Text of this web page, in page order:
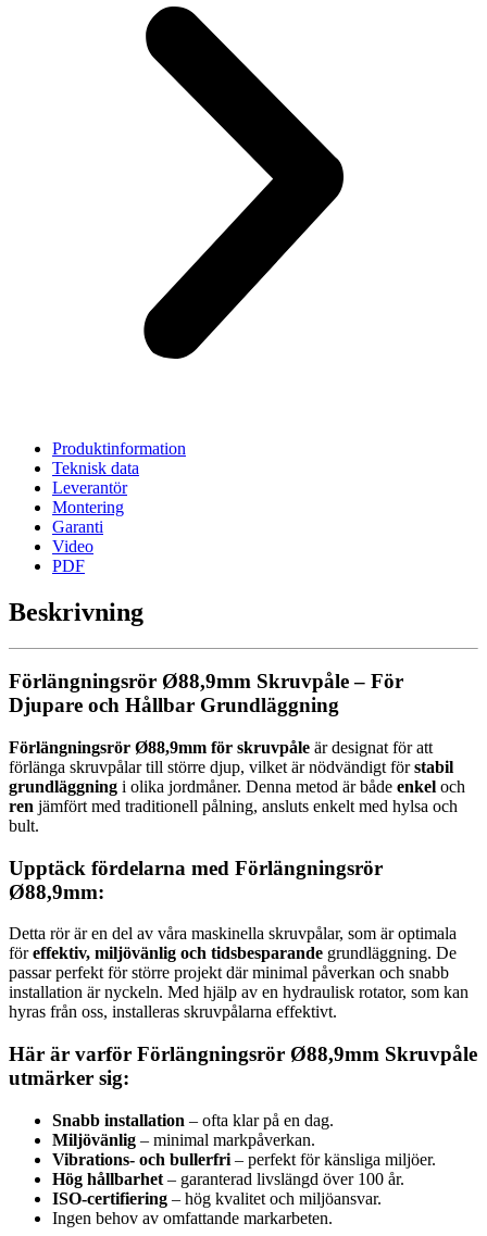
Produktinformation
Teknisk data
Leverantör
Montering
Garanti
Video
PDF
Beskrivning
Förlängningsrör Ø88,9mm Skruvpåle – För
Djupare och Hållbar Grundläggning
Förlängningsrör Ø88,9mm för skruvpåle är designat för att
förlänga skruvpålar till större djup, vilket är nödvändigt förstabil
grundläggning i olika jordmåner. Denna metod är både enkel och
ren jämfört med traditionell pålning, ansluts enkelt med hylsa och
bult.
Upptäck fördelarna med Förlängningsrör
Ø88,9mm:
Detta rör är en del av våra maskinella skruvpålar, som är optimala
föreffektiv, miljövänlig och tidsbesparande grundläggning. De
passar perfekt för större projekt där minimal påverkan och snabb
installation är nyckeln. Med hjälp av en hydraulisk rotator, som kan
hyras från oss, installeras skruvpålarna effektivt.
Här är varför Förlängningsrör Ø88,9mm Skruvpåle
utmärker sig:
Snabb installation – ofta klar på en dag.
Miljövänlig – minimal markpåverkan.
Vibrations- och bullerfri – perfekt för känsliga miljöer.
Hög hållbarhet – garanterad livslängd över 100 år.
ISO-certifiering – hög kvalitet och miljöansvar.
Ingen behov av omfattande markarbeten.